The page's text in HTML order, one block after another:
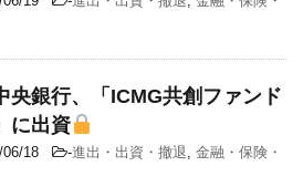
央銀行、「ICMG共創ファンド
に出資
06/18 -進出・出資・撤退, 金融・保険・